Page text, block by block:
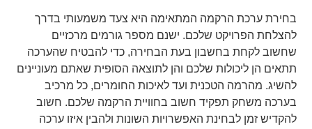
בחירת ערכת הרקמה המתאימה היא צעד משמעותי בדרך
להצלחת הפרויקט שלכם. ישנם מספר גורמים מרכזיים
שחשוב לקחת בחשבון בעת הבחירה, כדי להבטיח שהערכה
תתאים הן ליכולות שלכם והן לתוצאה הסופית שאתם מעוניינים
להשיג. מהרמה הטכנית ועד לאיכות החומרים, כל מרכיב
בערכה משחק תפקיד חשוב בחוויית הרקמה שלכם. חשוב
להקדיש זמן לבחינת האפשרויות השונות ולהבין איזו ערכה